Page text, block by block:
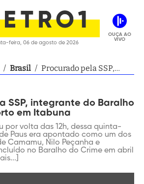
feira, 06 de agosto de 2026
OUÇA AO
VIVO
/ Brasil / Procurado pela SSP,
Itabuna
SSP, integrante do Baralho
em Itabuna
por volta das 12h, dessa quinta-
de Paus era apontado como um dos
Camamu, Nilo Peçanha e
no Baralho do Crime em abril